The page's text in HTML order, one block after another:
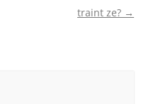
traint ze? →